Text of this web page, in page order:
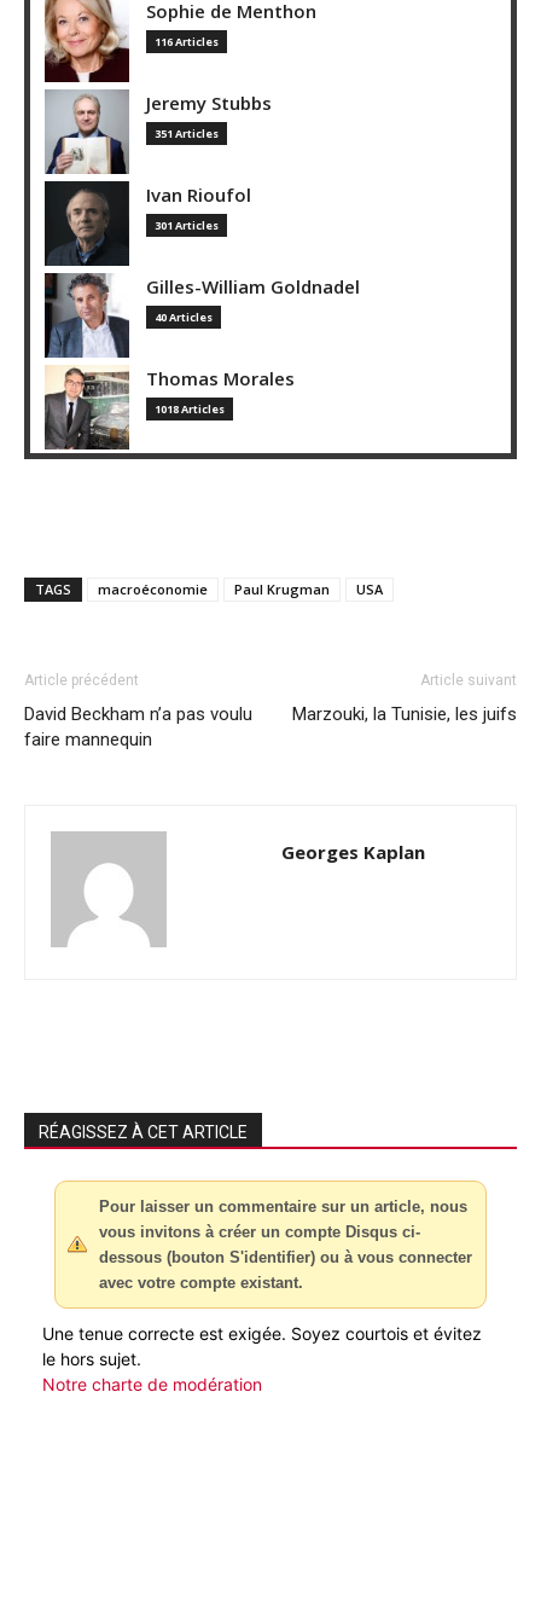
Sophie de Menthon
116 Articles
Jeremy Stubbs
351 Articles
Ivan Rioufol
301 Articles
Gilles-William Goldnadel
40 Articles
Thomas Morales
1018 Articles
TAGS macroéconomie Paul Krugman USA
Article précédent
David Beckham n’a pas voulu
faire mannequin
Article suivant
Marzouki, la Tunisie, les juifs
Georges Kaplan
RÉAGISSEZ À CET ARTICLE
Pour laisser un commentaire sur un article, nous
vous invitons à créer un compte Disqus ci-
dessous (bouton S'identifier) ou à vous connecter
avec votre compte existant.
Une tenue correcte est exigée. Soyez courtois et évitez
le hors sujet.
Notre charte de modération